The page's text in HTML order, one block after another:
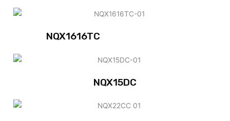
NQX1616TC
NQX15DC